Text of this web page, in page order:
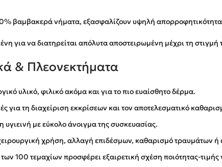
βαμβακερά νήματα, εξασφαλίζουν υψηλή
για να διατηρείται απόλυτα αποστειρωμένη μέχρι τη
& Πλεονεκτήματα
υλικό, φιλικό ακόμα και για το πιο ευαίσθητο δέρμα.
για τη διαχείριση εκκρίσεων και τον αποτελεσματικό
υγιεινή με εύκολο άνοιγμα της συσκευασίας.
χρήση, αλλαγή επιδέσμων, καθαρισμό τραυμάτων ή
των 100 τεμαχίων προσφέρει εξαιρετική σχέση ποιότητας-τιμής